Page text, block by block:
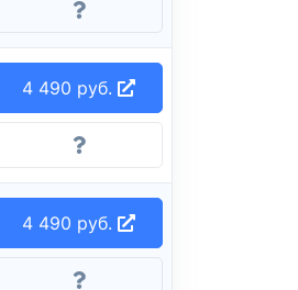
4 490 руб.
4 490 руб.